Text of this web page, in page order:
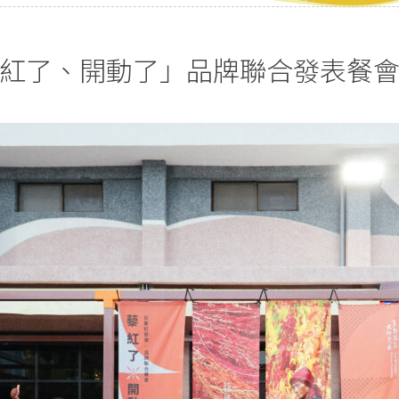
了、開動了」品牌聯合發表餐